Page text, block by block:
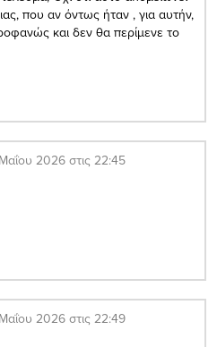
που αν όντως ήταν , για αυτήν,
και δεν θα περίμενε το
2026 στις 22:45
2026 στις 22:49